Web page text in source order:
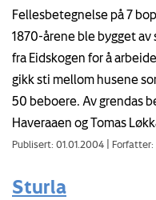
Fellesbetegnelse på 7
1870-årene ble bygget
fra Eidskogen for å
gikk sti mellom husene
50 beboere. Av grendas
Haveraaen og Tomas
Publisert: 01.01.2004 Forfatter:
Sturla